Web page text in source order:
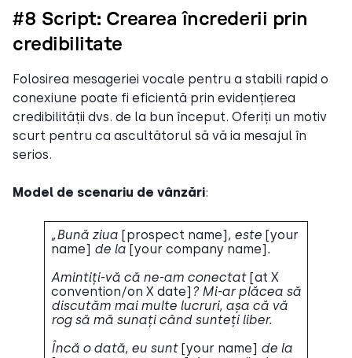
#8 Script: Crearea încrederii prin
credibilitate
Folosirea mesageriei vocale pentru a stabili rapid o
conexiune poate fi eficientă prin evidențierea
credibilității dvs. de la bun început. Oferiți un motiv
scurt pentru ca ascultătorul să vă ia mesajul în
serios.
Model de scenariu de vânzări:
„Bună ziua [prospect name], este [your
name] de la [your company name].
Amintiți-vă că ne-am conectat [at X
convention/on X date] ? Mi-ar plăcea să
discutăm mai multe lucruri, așa că vă
rog să mă sunați când sunteți liber.
Încă o dată, eu sunt [your name] de la